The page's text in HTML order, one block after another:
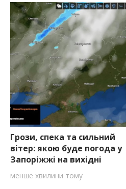
Грози, спека та сильний
вітер: якою буде погода у
Запоріжжі на вихідні
менше хвилини тому